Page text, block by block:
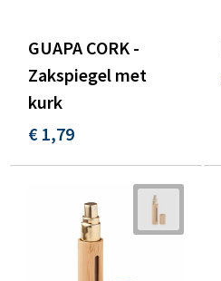
GUAPA CORK -
Zakspiegel met
kurk
€ 1,79